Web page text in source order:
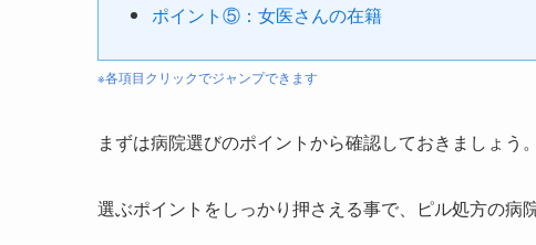
ポイント⑤：女医さんの在籍
※各項目クリックでジャンプできます
まずは病院選びのポイントから確認しておきましょう。
選ぶポイントをしっかり押さえる事で、ピル処方の病